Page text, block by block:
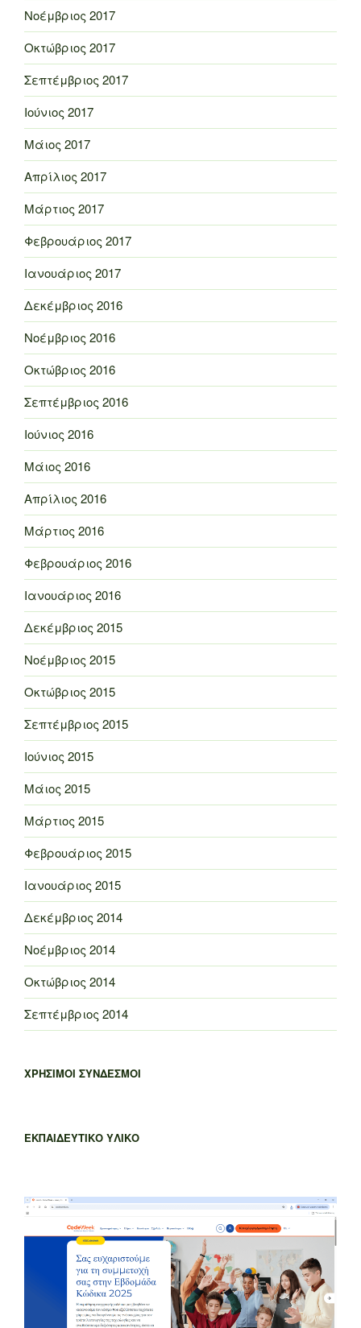
Νοέμβριος 2017
Οκτώβριος 2017
Σεπτέμβριος 2017
Ιούνιος 2017
Μάιος 2017
Απρίλιος 2017
Μάρτιος 2017
Φεβρουάριος 2017
Ιανουάριος 2017
Δεκέμβριος 2016
Νοέμβριος 2016
Οκτώβριος 2016
Σεπτέμβριος 2016
Ιούνιος 2016
Μάιος 2016
Απρίλιος 2016
Μάρτιος 2016
Φεβρουάριος 2016
Ιανουάριος 2016
Δεκέμβριος 2015
Νοέμβριος 2015
Οκτώβριος 2015
Σεπτέμβριος 2015
Ιούνιος 2015
Μάιος 2015
Μάρτιος 2015
Φεβρουάριος 2015
Ιανουάριος 2015
Δεκέμβριος 2014
Νοέμβριος 2014
Οκτώβριος 2014
Σεπτέμβριος 2014
ΧΡΗΣΙΜΟΙ ΣΥΝΔΕΣΜΟΙ
ΕΚΠΑΙΔΕΥΤΙΚΟ ΥΛΙΚΟ